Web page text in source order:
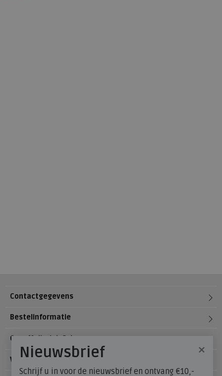
Contactgegevens
Bestelinformatie
Over Meijerink Schoenen
Voetzorg
×
Nieuwsbrief
Schrijf u in voor de nieuwsbrief en ontvang €10,-